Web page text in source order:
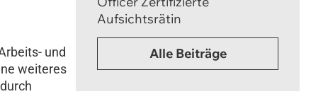
und
weiteres
Aufsichtsrätin
Alle Beiträge